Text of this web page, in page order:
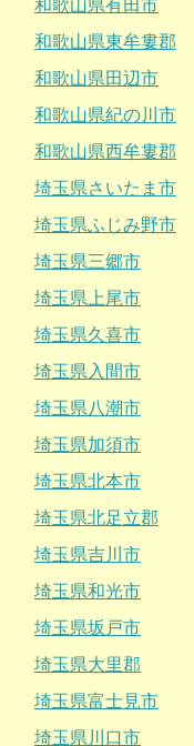
和歌山県有田市
和歌山県東牟婁郡
和歌山県田辺市
和歌山県紀の川市
和歌山県西牟婁郡
埼玉県さいたま市
埼玉県ふじみ野市
埼玉県三郷市
埼玉県上尾市
埼玉県久喜市
埼玉県入間市
埼玉県八潮市
埼玉県加須市
埼玉県北本市
埼玉県北足立郡
埼玉県吉川市
埼玉県和光市
埼玉県坂戸市
埼玉県大里郡
埼玉県富士見市
埼玉県川口市